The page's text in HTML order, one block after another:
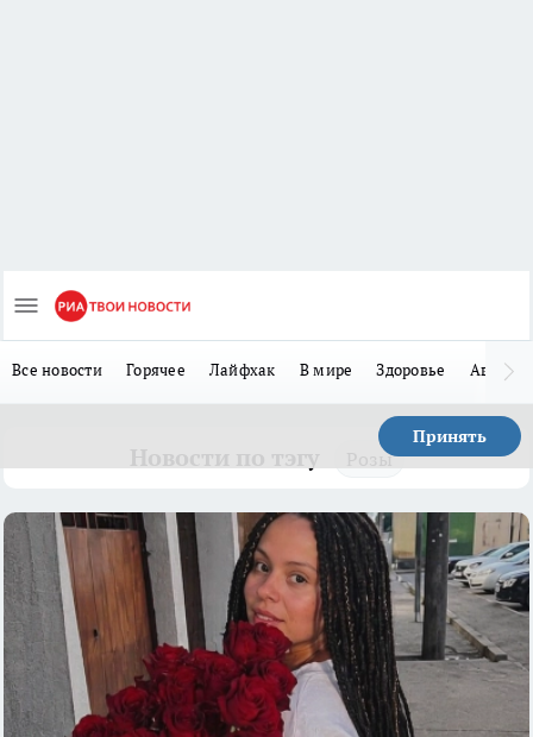
Все новости Горячее Лайфхак В мире Здоровье Авто
Принять
Розы